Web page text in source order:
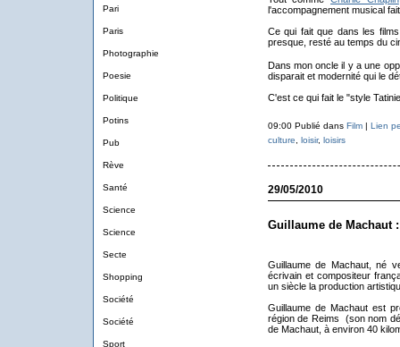
Pari
Paris
Photographie
Poesie
Politique
Potins
Pub
Rève
Santé
Science
Science
Secte
Shopping
Société
Société
Sport
l'accompagnement musical
Ce qui fait que dans les
presque, resté au temps du
Dans mon oncle il y a une
disparait et modernité qui le
C'est ce qui fait le "style
09:00 Publié dans Film| Lien
culture
loisir, loisirs
29/05/2010
Guillaume de Machaut
Guillaume de Machaut, né
écrivain et compositeur
un siècle la production
Guillaume de Machaut est
région de Reims (son nom
de Machaut, à environ 40